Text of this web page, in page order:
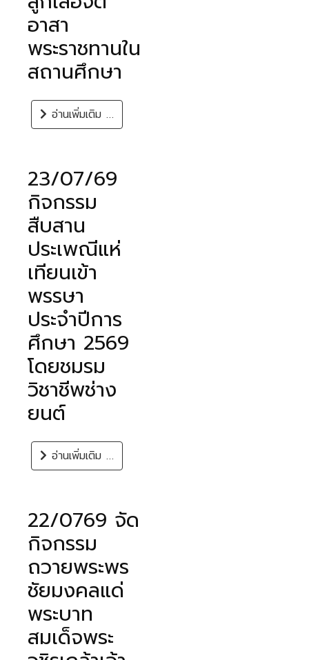
อาสา
พระราชทานใน
สถานศึกษา
อ่านเพิ่มเติม …
23/07/69
กิจกรรม
สืบสาน
ประเพณีแห่
เทียนเข้า
พรรษา
ประจำปีการ
ศึกษา 2569
โดยชมรม
วิชาชีพช่าง
ยนต์
อ่านเพิ่มเติม …
22/0769 จัด
กิจกรรม
ถวายพระพร
ชัยมงคลแด่
พระบาท
สมเด็จพระ